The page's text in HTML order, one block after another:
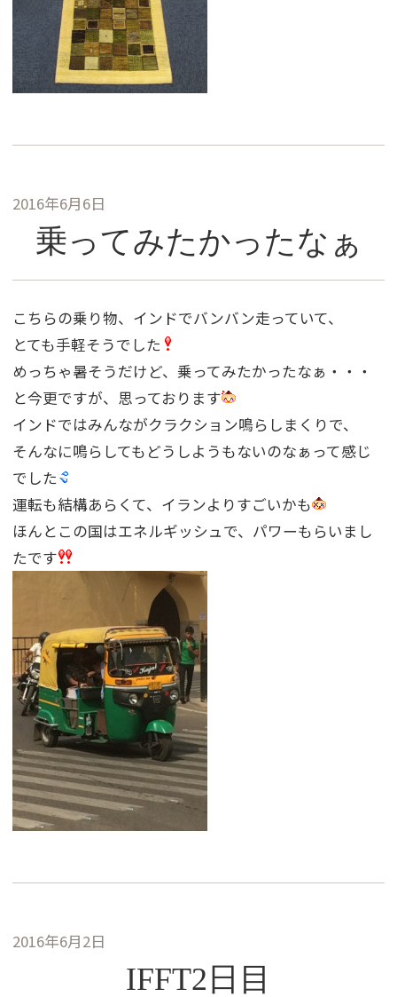
2016年6月6日
乗ってみたかったなぁ
こちらの乗り物、インドでバンバン走っていて、
とても手軽そうでした
めっちゃ暑そうだけど、乗ってみたかったなぁ・・・
と今更ですが、思っております
インドではみんながクラクション鳴らしまくりで、
そんなに鳴らしてもどうしようもないのなぁって感じ
でした
運転も結構あらくて、イランよりすごいかも
ほんとこの国はエネルギッシュで、パワーもらいまし
たです
2016年6月2日
IFFT2日目